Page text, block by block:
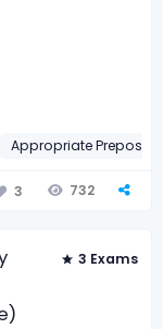
Appropriate
3 732
3 Exams